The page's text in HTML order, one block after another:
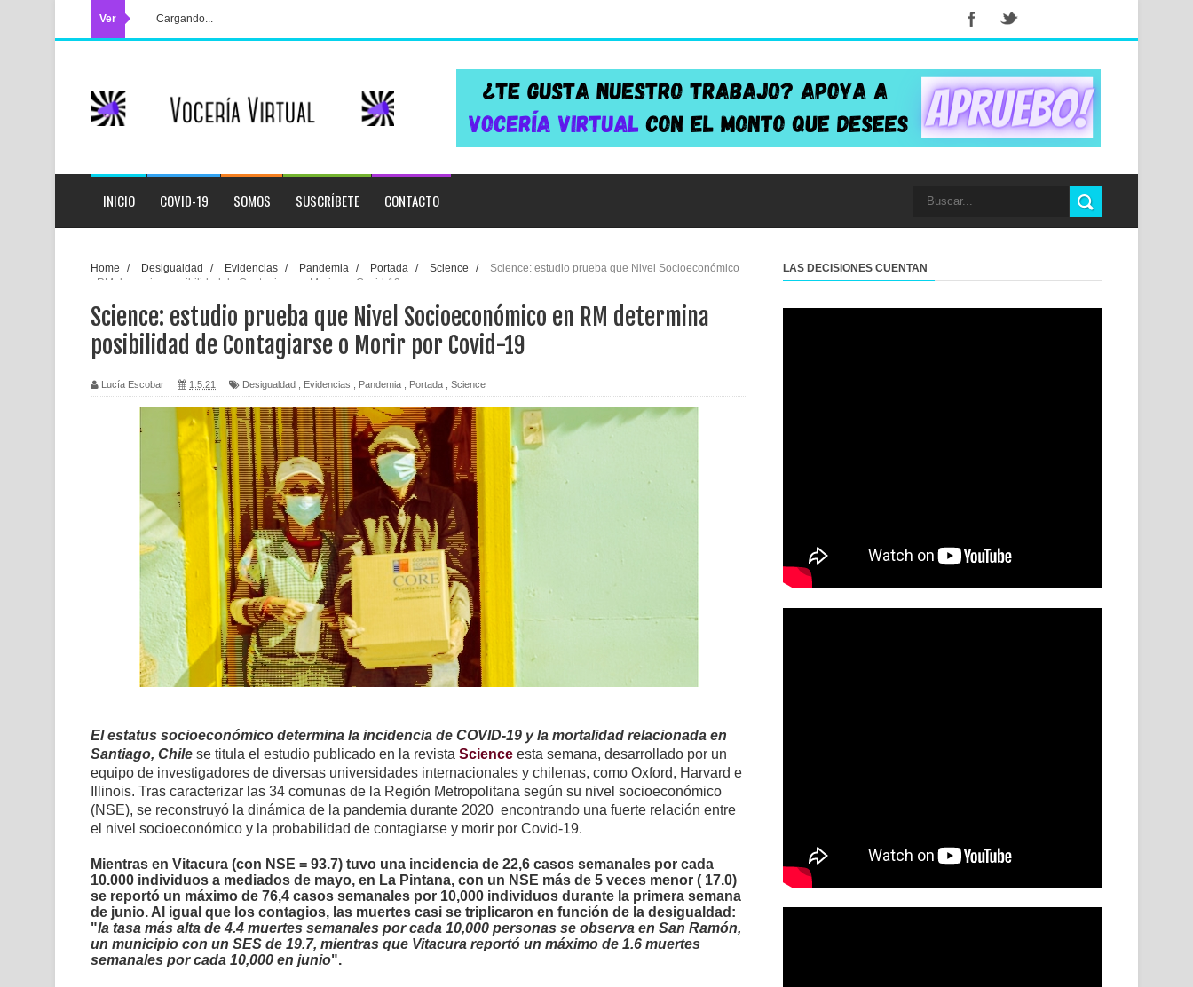
Ver Cargando...
INICIO COVID-19 SOMOS SUSCRÍBETE CONTACTO
Home / Desigualdad / Evidencias / Pandemia / Portada / Science /
Science: estudio prueba que Nivel Socioeconómico
en RM determina posibilidad de Contagiarse o Morir por Covid-19
Science: estudio prueba que Nivel Socioeconómico en RM determina
posibilidad de Contagiarse o Morir por Covid-19
Lucía Escobar 1.5.21 Desigualdad Evidencias Pandemia Portada Science
El estatus socioeconómico determina la incidencia de COVID-19 y la mortalidad relacionada en
Santiago, Chile se titula el estudio publicado en la revista Science esta semana, desarrollado por un
equipo de investigadores de diversas universidades internacionales y chilenas, como Oxford, Harvard e
Illinois. Tras caracterizar las 34 comunas de la Región Metropolitana según su nivel socioeconómico
(NSE), se reconstruyó la dinámica de la pandemia durante 2020 encontrando una fuerte relación entre
el nivel socioeconómico y la probabilidad de contagiarse y morir por Covid-19.
Mientras en Vitacura (con NSE = 93.7) tuvo una incidencia de 22,6 casos semanales por cada
10.000 individuos a mediados de mayo, en La Pintana, con un NSE más de 5 veces menor ( 17.0)
se reportó un máximo de 76,4 casos semanales por 10,000 individuos durante la primera semana
de junio. Al igual que los contagios, las muertes casi se triplicaron en función de la desigualdad:
"la tasa más alta de 4.4 muertes semanales por cada 10,000 personas se observa en San Ramón,
un municipio con un SES de 19.7, mientras que Vitacura reportó un máximo de 1.6 muertes
semanales por cada 10,000 en junio".
LAS DECISIONES CUENTAN